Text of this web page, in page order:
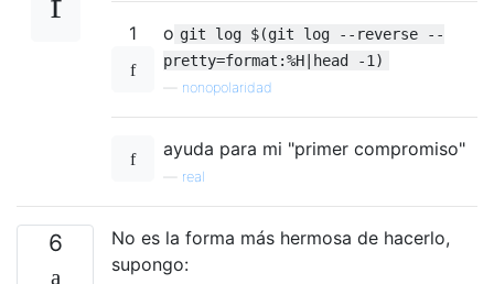
1 o git log $(git log --reverse --
pretty=format:%H|head -1)
nonopolaridad
ayuda para mi "primer compromiso"
real
6
No es la forma más hermosa de hacerlo,
supongo: